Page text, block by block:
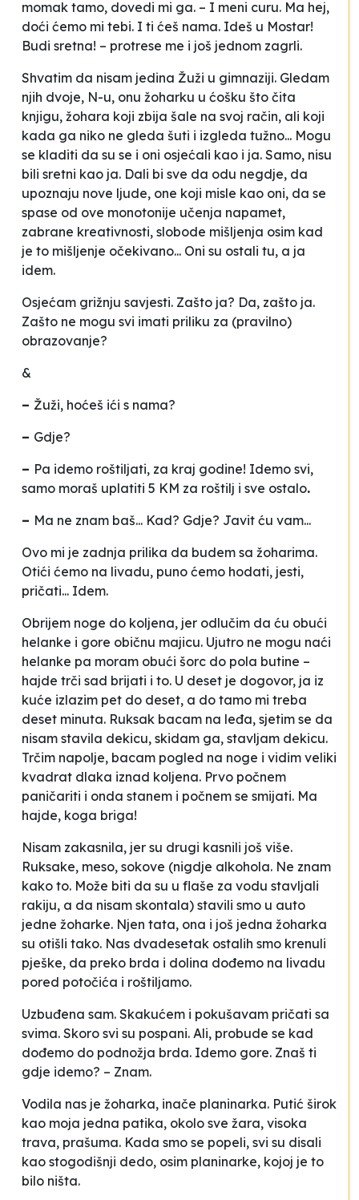
momak tamo, dovedi mi ga. – I meni curu. Ma hej,
doći ćemo mi tebi. I ti ćeš nama. Ideš u Mostar!
Budi sretna! – protrese me i još jednom zagrli.
Shvatim da nisam jedina Žuži u gimnaziji. Gledam
njih dvoje, N-u, onu žoharku u ćošku što čita
knjigu, žohara koji zbija šale na svoj račin, ali koji
kada ga niko ne gleda šuti i izgleda tužno... Mogu
se kladiti da su se i oni osjećali kao i ja. Samo, nisu
bili sretni kao ja. Dali bi sve da odu negdje, da
upoznaju nove ljude, one koji misle kao oni, da se
spase od ove monotonije učenja napamet,
zabrane kreativnosti, slobode mišljenja osim kad
je to mišljenje očekivano... Oni su ostali tu, a ja
idem.
Osjećam grižnju savjesti. Zašto ja? Da, zašto ja.
Zašto ne mogu svi imati priliku za (pravilno)
obrazovanje?
&
– Žuži, hoćeš ići s nama?
– Gdje?
– Pa idemo roštiljati, za kraj godine! Idemo svi,
samo moraš uplatiti 5 KM za roštilj i sve ostalo.
– Ma ne znam baš... Kad? Gdje? Javit ću vam...
Ovo mi je zadnja prilika da budem sa žoharima.
Otići ćemo na livadu, puno ćemo hodati, jesti,
pričati... Idem.
Obrijem noge do koljena, jer odlučim da ću obući
helanke i gore običnu majicu. Ujutro ne mogu naći
helanke pa moram obući šorc do pola butine –
hajde trči sad brijati i to. U deset je dogovor, ja iz
kuće izlazim pet do deset, a do tamo mi treba
deset minuta. Ruksak bacam na leđa, sjetim se da
nisam stavila dekicu, skidam ga, stavljam dekicu.
Trčim napolje, bacam pogled na noge i vidim veliki
kvadrat dlaka iznad koljena. Prvo počnem
paničariti i onda stanem i počnem se smijati. Ma
hajde, koga briga!
Nisam zakasnila, jer su drugi kasnili još više.
Ruksake, meso, sokove (nigdje alkohola. Ne znam
kako to. Može biti da su u flaše za vodu stavljali
rakiju, a da nisam skontala) stavili smo u auto
jedne žoharke. Njen tata, ona i još jedna žoharka
su otišli tako. Nas dvadesetak ostalih smo krenuli
pješke, da preko brda i dolina dođemo na livadu
pored potočića i roštiljamo.
Uzbuđena sam. Skakućem i pokušavam pričati sa
svima. Skoro svi su pospani. Ali, probude se kad
dođemo do podnožja brda. Idemo gore. Znaš ti
gdje idemo? – Znam.
Vodila nas je žoharka, inače planinarka. Putić širok
kao moja jedna patika, okolo sve žara, visoka
trava, prašuma. Kada smo se popeli, svi su disali
kao stogodišnji dedo, osim planinarke, kojoj je to
bilo ništa.